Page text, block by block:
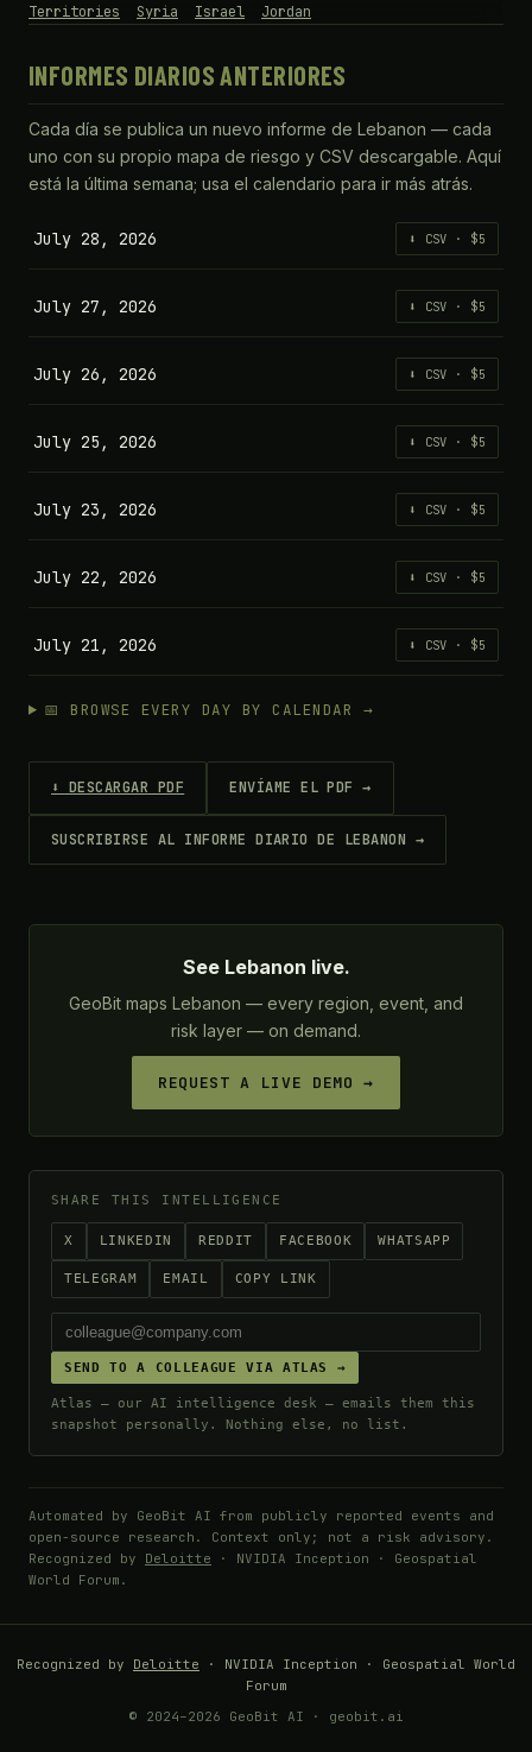
Territories
Syria Israel Jordan
INFORMES DIARIOS ANTERIORES
Cada día se publica un nuevo informe de Lebanon — cada
uno con su propio mapa de riesgo y CSV descargable. Aquí
está la última semana; usa el calendario para ir más atrás.
July 28, 2026 ⬇ CSV · $5
July 27, 2026 ⬇ CSV · $5
July 26, 2026 ⬇ CSV · $5
July 25, 2026 ⬇ CSV · $5
July 23, 2026 ⬇ CSV · $5
July 22, 2026 ⬇ CSV · $5
July 21, 2026 ⬇ CSV · $5
📅 BROWSE EVERY DAY BY CALENDAR →
⬇ DESCARGAR PDF ENVÍAME EL PDF →
SUSCRIBIRSE AL INFORME DIARIO DE LEBANON →
See Lebanon live.
GeoBit maps Lebanon — every region, event, and
risk layer — on demand.
REQUEST A LIVE DEMO →
SHARE THIS INTELLIGENCE
X LINKEDIN REDDIT FACEBOOK WHATSAPP
TELEGRAM EMAIL COPY LINK
SEND TO A COLLEAGUE VIA ATLAS →
Atlas — our AI intelligence desk — emails them this
snapshot personally. Nothing else, no list.
Automated by GeoBit AI from publicly reported events and
open-source research. Context only; not a risk advisory.
Recognized by Deloitte · NVIDIA Inception · Geospatial
World Forum.
Recognized by Deloitte · NVIDIA Inception · Geospatial World
Forum
© 2024–2026 GeoBit AI · geobit.ai